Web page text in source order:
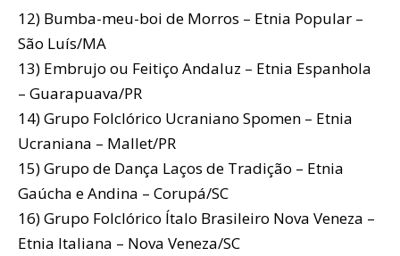
12) Bumba-meu-boi de Morros – Etnia Popular –
São Luís/MA
13) Embrujo ou Feitiço Andaluz – Etnia Espanhola
– Guarapuava/PR
14) Grupo Folclórico Ucraniano Spomen – Etnia
Ucraniana – Mallet/PR
15) Grupo de Dança Laços de Tradição – Etnia
Gaúcha e Andina – Corupá/SC
16) Grupo Folclórico Ítalo Brasileiro Nova Veneza –
Etnia Italiana – Nova Veneza/SC